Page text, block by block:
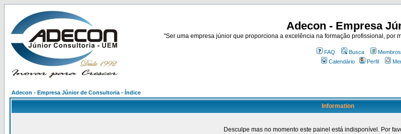
Adecon - Empresa
"Ser uma empresa júnior que proporciona a excelência na formação profissional,
FAQ Busca Membros
Calendário
Perfil
Adecon - Empresa Júnior de Consultoria - Índice
Information
Desculpe mas no momento este painel está indisponível. Por